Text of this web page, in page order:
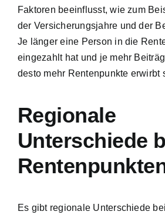
Faktoren beeinflusst, wie zum
der Versicherungsjahre und der
Je länger eine Person in die
eingezahlt hat und je mehr
desto mehr Rentenpunkte erwirbt
Regionale
Unterschiede
Es gibt regionale Unterschiede